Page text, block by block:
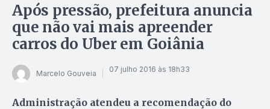
Após pressão, prefeitura anuncia
que não vai mais apreender
carros do Uber em Goiânia
Marcelo Gouveia 07 julho 2016 às 18h33
Administração atendeu a recomendação do